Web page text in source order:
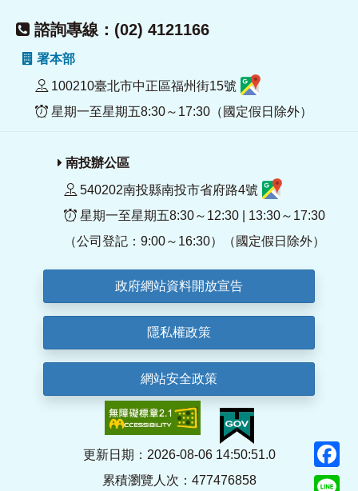
諮詢專線：(02) 4121166
署本部
100210臺北市中正區福州街15號
星期一至星期五8:30～17:30（國定假日除外）
南投辦公區
540202南投縣南投市省府路4號
星期一至星期五8:30～12:30 | 13:30～17:30
（公司登記：9:00～16:30）（國定假日除外）
政府網站資料開放宣告
隱私權政策
網站安全政策
更新日期：2026-08-06 14:50:51.0
累積瀏覽人次：477476858